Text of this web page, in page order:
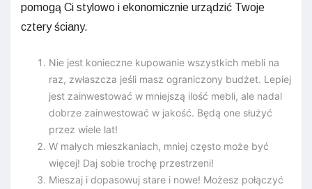
pomogą Ci stylowo i ekonomicznie urządzić Twoje
cztery ściany.
Nie jest konieczne kupowanie wszystkich mebli na
raz, zwłaszcza jeśli masz ograniczony budżet. Lepiej
jest zainwestować w mniejszą ilość mebli, ale nadal
dobrze zainwestować w jakość. Będą one służyć
przez wiele lat!
W małych mieszkaniach, mniej często może być
więcej! Daj sobie trochę przestrzeni!
Mieszaj i dopasowuj stare i nowe! Możesz połączyć